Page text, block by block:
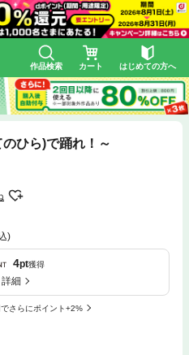
作品検索 カート はじめての方へ
ひら)で踊れ！～
)
4pt獲得
細
さらにポイント+2%